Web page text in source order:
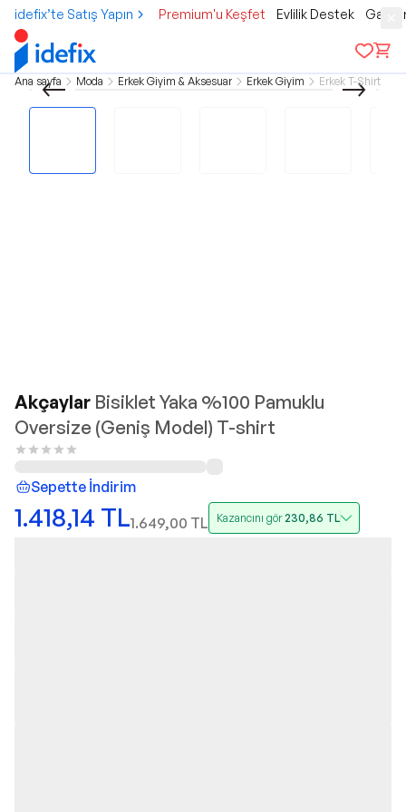
idefix’te Satış Yapın Premium'u Keşfet Evlilik Destek
Ana sayfa Moda Erkek Giyim & Aksesuar Erkek Giyim Erkek T-Shirt
Akçaylar Bisiklet Yaka %100 Pamuklu
Oversize (Geniş Model) T-shirt
Sepette İndirim
1.418,14 TL1.649,00 TL Kazancını gör230,86 TL